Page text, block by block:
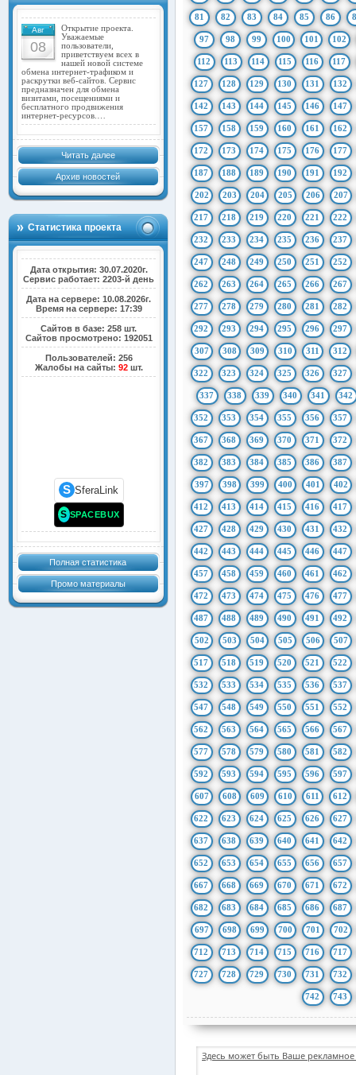
Авг
08
Открытие проекта.
Уважаемые
пользователи,
приветствуем всех в
нашей новой системе
обмена интернет-трафиком и
раскрутки веб-сайтов. Сервис
предназначен для обмена
визитами, посещениями и
бесплатного продвижения
интернет-ресурсов.…
Читать далее
Архив новостей
Статистика проекта
Дата открытия: 30.07.2020г.
Сервис работает: 2203-й день
Дата на сервере: 10.08.2026г.
Время на сервере: 17:39
Сайтов в базе: 258 шт.
Сайтов просмотрено: 192051
Пользователей: 256
Жалобы на сайты: 92шт.
S SferaLink
S SPACEBUX
Полная статистика
Промо материалы
81 82 83 84 85 86
97 98 99 100 101 102
112 113 114 115 116 117
127 128 129 130 131 132
142 143 144 145 146 147
157 158 159 160 161 162
172 173 174 175 176 177
187 188 189 190 191 192
202 203 204 205 206 207
217 218 219 220 221 222
232 233 234 235 236 237
247 248 249 250 251 252
262 263 264 265 266 267
277 278 279 280 281 282
292 293 294 295 296 297
307 308 309 310 311 312
322 323 324 325 326 327
337 338 339 340 341 342
352 353 354 355 356 357
367 368 369 370 371 372
382 383 384 385 386 387
397 398 399 400 401 402
412 413 414 415 416 417
427 428 429 430 431 432
442 443 444 445 446 447
457 458 459 460 461 462
472 473 474 475 476 477
487 488 489 490 491 492
502 503 504 505 506 507
517 518 519 520 521 522
532 533 534 535 536 537
547 548 549 550 551 552
562 563 564 565 566 567
577 578 579 580 581 582
592 593 594 595 596 597
607 608 609 610 611 612
622 623 624 625 626 627
637 638 639 640 641 642
652 653 654 655 656 657
667 668 669 670 671 672
682 683 684 685 686 687
697 698 699 700 701 702
712 713 714 715 716 717
727 728 729 730 731 732
742 743
Здесь может быть Ваше